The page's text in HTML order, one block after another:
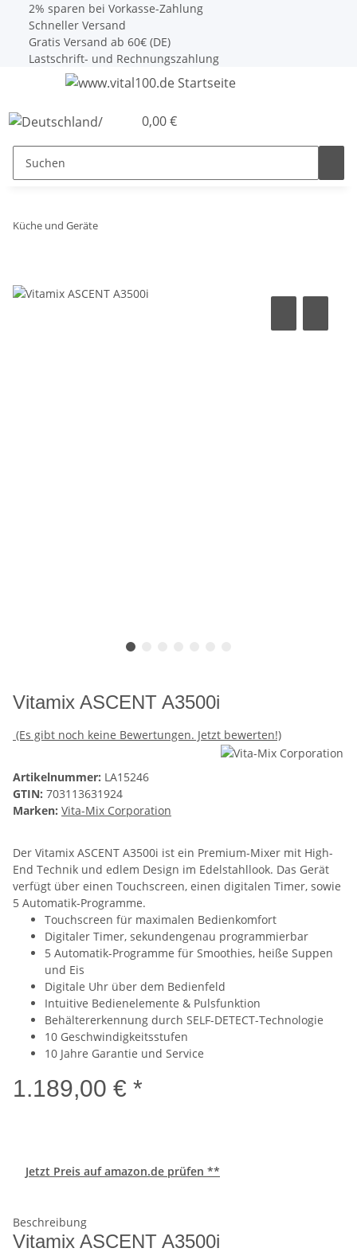
2% sparen bei Vorkasse-Zahlung
Schneller Versand
Gratis Versand ab 60€ (DE)
Lastschrift- und Rechnungszahlung
0,00 €
Küche und Geräte
Vitamix ASCENT A3500i
(Es gibt noch keine Bewertungen. Jetzt bewerten!)
Artikelnummer: LA15246
GTIN: 703113631924
Marken: Vita-Mix Corporation
Der Vitamix ASCENT A3500i ist ein Premium-Mixer mit High-
End Technik und edlem Design im Edelstahllook. Das Gerät
verfügt über einen Touchscreen, einen digitalen Timer, sowie
5 Automatik-Programme.
Touchscreen für maximalen Bedienkomfort
Digitaler Timer, sekundengenau programmierbar
5 Automatik-Programme für Smoothies, heiße Suppen
und Eis
Digitale Uhr über dem Bedienfeld
Intuitive Bedienelemente & Pulsfunktion
Behältererkennung durch SELF-DETECT-Technologie
10 Geschwindigkeitsstufen
10 Jahre Garantie und Service
1.189,00 € *
Jetzt Preis auf amazon.de prüfen **
Beschreibung
Vitamix ASCENT A3500i